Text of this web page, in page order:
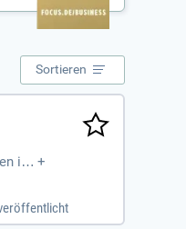
Sortieren
in
Zuku
+